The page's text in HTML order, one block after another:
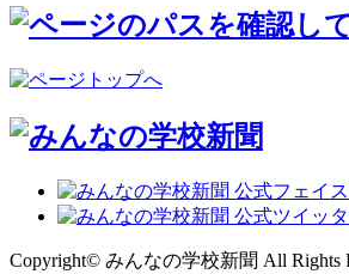
Copyright© みんなの学校新聞 All Rights